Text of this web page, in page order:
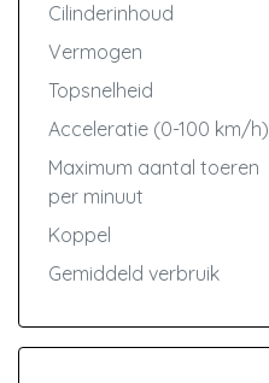
Cilinderinhoud
Vermogen
Topsnelheid
Acceleratie (0-100 km/h)
Maximum aantal toeren
per minuut
Koppel
Gemiddeld verbruik